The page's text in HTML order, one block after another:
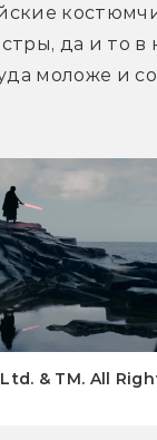
да и то в
моложе и
& TM. All